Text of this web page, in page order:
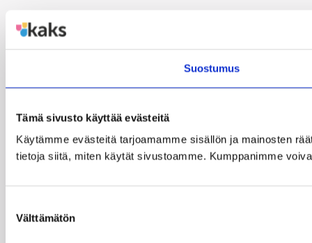
Suostumus
Tämä sivusto käyttää evästeitä
Käytämme evästeitä tarjoamamme sisällön ja mainosten
tietoja siitä, miten käytät sivustoamme. Kumppanimme
valinta
Välttämätön